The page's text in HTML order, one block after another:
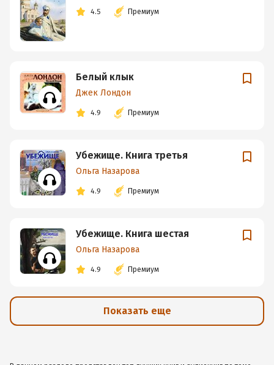
4.5 Премиум
Белый клык
Джек Лондон
4.9 Премиум
Убежище. Книга третья
Ольга Назарова
4.9 Премиум
Убежище. Книга шестая
Ольга Назарова
4.9 Премиум
Показать еще